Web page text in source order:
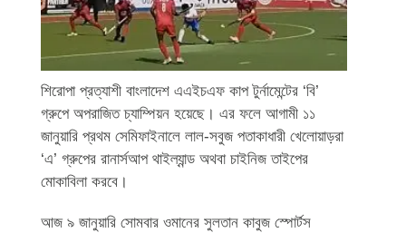
শিরোপা প্রত্যাশী বাংলাদেশ এএইচএফ কাপ টুর্নামেন্টের ‘বি’
গ্রুপে অপরাজিত চ্যাম্পিয়ন হয়েছে। এর ফলে আগামী ১১
জানুয়ারি প্রথম সেমিফাইনালে লাল-সবুজ পতাকাধারী খেলোয়াড়রা
‘এ’ গ্রুপের রানার্সআপ থাইল্যান্ড অথবা চাইনিজ তাইপের
মোকাবিলা করবে।
আজ ৯ জানুয়ারি সোমবার ওমানের সুলতান কাবুজ স্পোর্টস